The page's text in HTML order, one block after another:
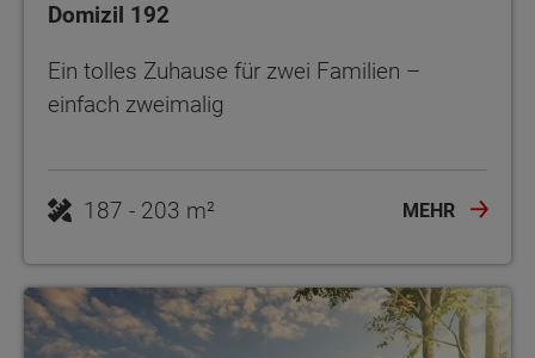
Domizil 192
Ein tolles Zuhause für zwei Familien –
einfach zweimalig
187 - 203 m² MEHR